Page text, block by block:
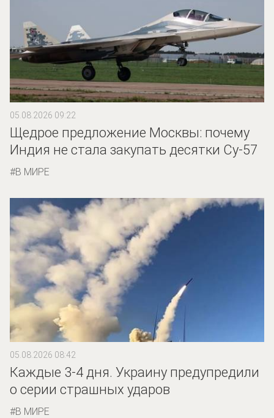
05.08.2026 09:22
Щедрое предложение Москвы: почему
Индия не стала закупать десятки Су-57
В МИРЕ
05.08.2026 08:42
Каждые 3-4 дня. Украину предупредили
о серии страшных ударов
В МИРЕ